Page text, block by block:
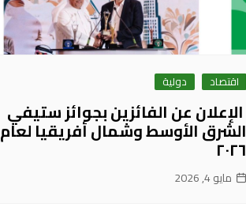
اقتصاد دولية
الإعلان عن الفائزين بجوائز ستيفي
الشرق الأوسط وشمال أفريقيا لعام
٢٠٢٦
مايو 4, 2026